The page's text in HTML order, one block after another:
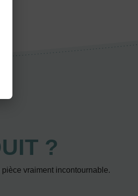
?
vraiment incontournable.